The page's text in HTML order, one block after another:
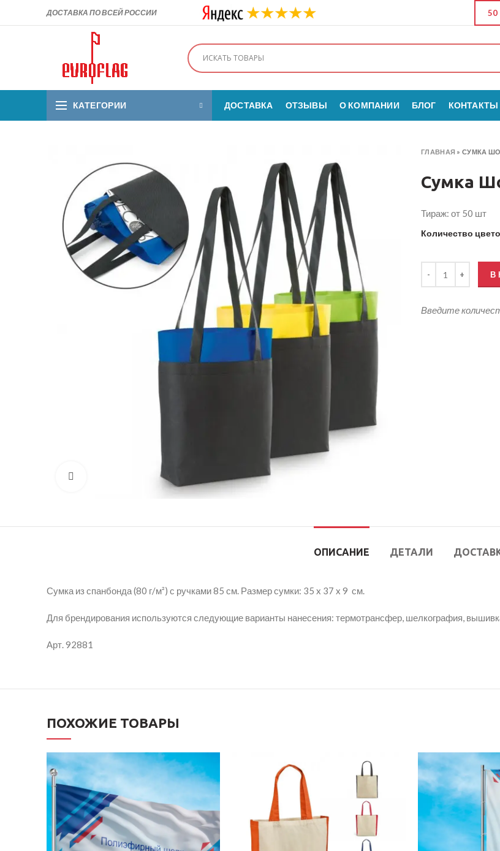
ДОСТАВКА ПО ВСЕЙ РОССИИ
КАТЕГОРИИ ДОСТАВКА ОТЗЫВЫ О КОМПАНИИ БЛОГ КОНТАКТЫ
ГЛАВНАЯ »СУМКА
Сумка
Тираж: от 50 шт
Количество
В
Введите
ОПИСАНИЕ ДЕТАЛИ
Сумка из спанбонда (80 г/м²) с ручками 85 см. Размер сумки: 35 x 37 x 9 см.
Для брендирования используются следующие варианты нанесения: термотрансфер, шелкография,
Арт. 92881
ПОХОЖИЕ ТОВАРЫ